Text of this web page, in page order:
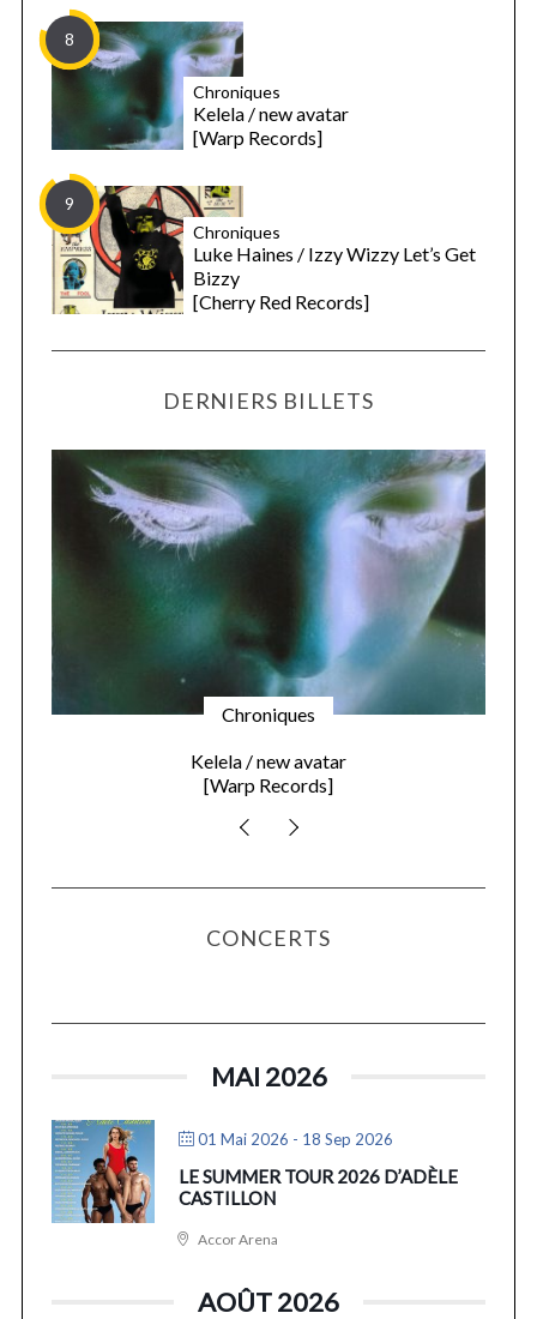
8
Chroniques
Kelela / new avatar
[Warp Records]
9
Chroniques
Luke Haines / Izzy Wizzy Let’s Get
Bizzy
[Cherry Red Records]
DERNIERS BILLETS
Chroniques
Kelela / new avatar
[Warp Records]
CONCERTS
MAI 2026
01 Mai 2026 - 18 Sep 2026
LE SUMMER TOUR 2026 D’ADÈLE
CASTILLON
Accor Arena
AOÛT 2026